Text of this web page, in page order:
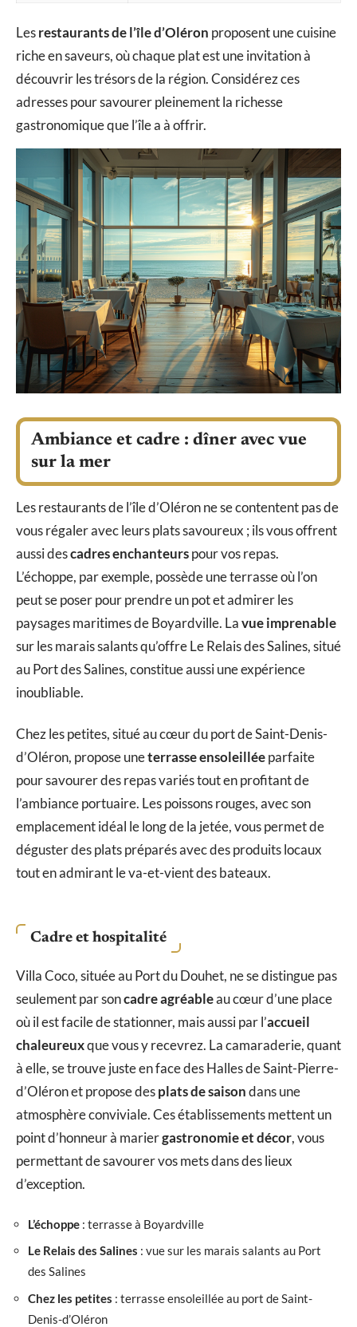
Lesrestaurants de l’île d’Oléron proposent une cuisine
riche en saveurs, où chaque plat est une invitation à
découvrir les trésors de la région. Considérez ces
adresses pour savourer pleinement la richesse
gastronomique que l’île a à offrir.
Ambiance et cadre : dîner avec vue
sur la mer
Les restaurants de l’île d’Oléron ne se contentent pas de
vous régaler avec leurs plats savoureux ; ils vous offrent
aussi descadres enchanteurspour vos repas.
L’échoppe, par exemple, possède une terrasse où l’on
peut se poser pour prendre un pot et admirer les
paysages maritimes de Boyardville. Lavue imprenable
sur les marais salants qu’offre Le Relais des Salines, situé
au Port des Salines, constitue aussi une expérience
inoubliable.
Chez les petites, situé au cœur du port de Saint-Denis-
d’Oléron, propose uneterrasse ensoleilléeparfaite
pour savourer des repas variés tout en profitant de
l’ambiance portuaire. Les poissons rouges, avec son
emplacement idéal le long de la jetée, vous permet de
déguster des plats préparés avec des produits locaux
tout en admirant le va-et-vient des bateaux.
Cadre et hospitalité
Villa Coco, située au Port du Douhet, ne se distingue pas
seulement par soncadre agréableau cœur d’une place
où il est facile de stationner, mais aussi par l’accueil
chaleureuxque vous y recevrez. La camaraderie, quant
à elle, se trouve juste en face des Halles de Saint-Pierre-
d’Oléron et propose desplats de saisondans une
atmosphère conviviale. Ces établissements mettent un
point d’honneur à mariergastronomie et décor, vous
permettant de savourer vos mets dans des lieux
d’exception.
L’échoppe : terrasse à Boyardville
Le Relais des Salines : vue sur les marais salants au Port
des Salines
Chez les petites : terrasse ensoleillée au port de Saint-
Denis-d’Oléron